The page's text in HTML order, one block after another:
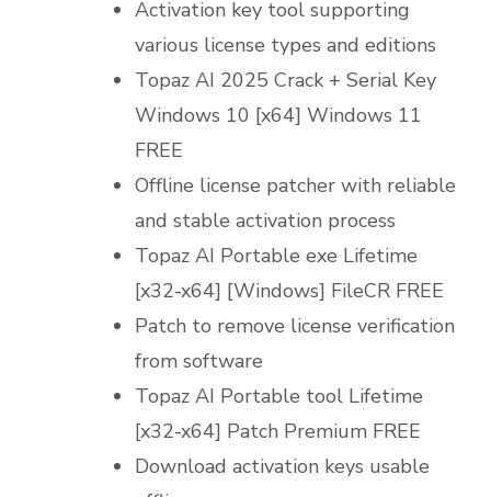
Activation key tool supporting
various license types and editions
Topaz AI 2025 Crack + Serial Key
Windows 10 [x64] Windows 11
FREE
Offline license patcher with reliable
and stable activation process
Topaz AI Portable exe Lifetime
[x32-x64] [Windows] FileCR FREE
Patch to remove license verification
from software
Topaz AI Portable tool Lifetime
[x32-x64] Patch Premium FREE
Download activation keys usable